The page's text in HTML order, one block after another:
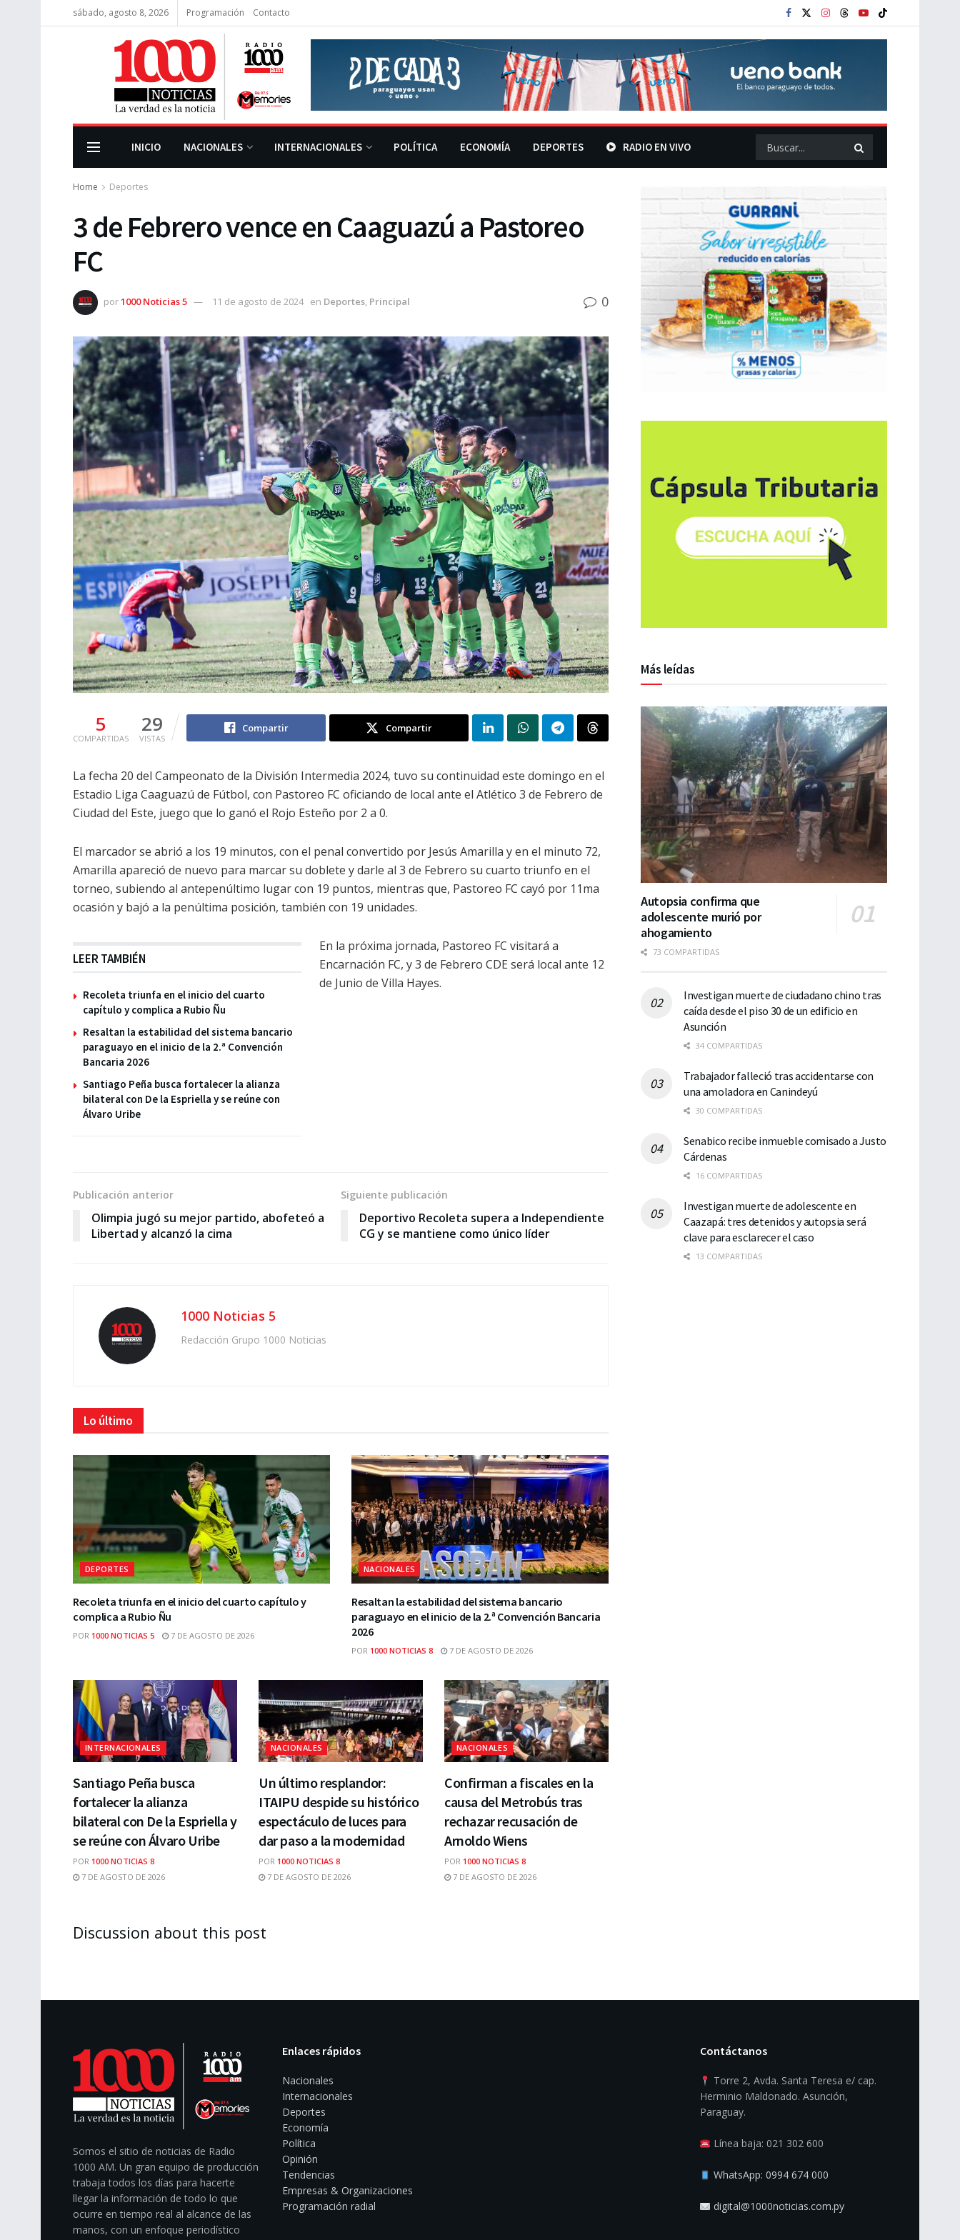
sábado, agosto 8, 2026 Programación Contacto
INICIO NACIONALES INTERNACIONALES POLÍTICA ECONOMÍA DEPORTES RADIO EN VIVO
Home Deportes
3 de Febrero vence en Caaguazú a Pastoreo
FC
por1000 Noticias 5 11 de agosto de 2024 en Deportes, Principal 0
5
COMPARTIDAS
29
VISTAS
Compartir Compartir
La fecha 20 del Campeonato de la División Intermedia 2024, tuvo su continuidad este domingo en el
Estadio Liga Caaguazú de Fútbol, con Pastoreo FC oficiando de local ante el Atlético 3 de Febrero de
Ciudad del Este, juego que lo ganó el Rojo Esteño por 2 a 0.
El marcador se abrió a los 19 minutos, con el penal convertido por Jesús Amarilla y en el minuto 72,
Amarilla apareció de nuevo para marcar su doblete y darle al 3 de Febrero su cuarto triunfo en el
torneo, subiendo al antepenúltimo lugar con 19 puntos, mientras que, Pastoreo FC cayó por 11ma
ocasión y bajó a la penúltima posición, también con 19 unidades.
LEER TAMBIÉN
Recoleta triunfa en el inicio del cuarto
capítulo y complica a Rubio Ñu
Resaltan la estabilidad del sistema bancario
paraguayo en el inicio de la 2.ª Convención
Bancaria 2026
Santiago Peña busca fortalecer la alianza
bilateral con De la Espriella y se reúne con
Álvaro Uribe
En la próxima jornada, Pastoreo FC visitará a
Encarnación FC, y 3 de Febrero CDE será local ante 12
de Junio de Villa Hayes.
Publicación anterior
Olimpia jugó su mejor partido, abofeteó a
Libertad y alcanzó la cima
Siguiente publicación
Deportivo Recoleta supera a Independiente
CG y se mantiene como único líder
1000 Noticias 5
Redacción Grupo 1000 Noticias
Lo último
DEPORTES
Recoleta triunfa en el inicio del cuarto capítulo y
complica a Rubio Ñu
POR 1000 NOTICIAS 5 7 DE AGOSTO DE 2026
NACIONALES
Resaltan la estabilidad del sistema bancario
paraguayo en el inicio de la 2.ª Convención Bancaria
2026
POR 1000 NOTICIAS 8 7 DE AGOSTO DE 2026
INTERNACIONALES
Santiago Peña busca
fortalecer la alianza
bilateral con De la Espriella y
se reúne con Álvaro Uribe
POR 1000 NOTICIAS 8
7 DE AGOSTO DE 2026
NACIONALES
Un último resplandor:
ITAIPU despide su histórico
espectáculo de luces para
dar paso a la modernidad
POR 1000 NOTICIAS 8
7 DE AGOSTO DE 2026
NACIONALES
Confirman a fiscales en la
causa del Metrobús tras
rechazar recusación de
Arnoldo Wiens
POR 1000 NOTICIAS 8
7 DE AGOSTO DE 2026
Discussion about this post
Más leídas
Autopsia confirma que
adolescente murió por
ahogamiento
73 COMPARTIDAS
Investigan muerte de ciudadano chino tras
caída desde el piso 30 de un edificio en
Asunción
34 COMPARTIDAS
Trabajador falleció tras accidentarse con
una amoladora en Canindeyú
30 COMPARTIDAS
Senabico recibe inmueble comisado a Justo
Cárdenas
16 COMPARTIDAS
Investigan muerte de adolescente en
Caazapá: tres detenidos y autopsia será
clave para esclarecer el caso
13 COMPARTIDAS
Somos el sitio de noticias de Radio
1000 AM. Un gran equipo de producción
trabaja todos los días para hacerte
llegar la información de todo lo que
ocurre en tiempo real al alcance de las
manos, con un enfoque periodístico
Enlaces rápidos
Nacionales
Internacionales
Deportes
Economía
Política
Opinión
Tendencias
Empresas & Organizaciones
Programación radial
Contáctanos
Torre 2, Avda. Santa Teresa e/ cap.
Herminio Maldonado. Asunción,
Paraguay.
Línea baja: 021 302 600
WhatsApp: 0994 674 000
digital@1000noticias.com.py